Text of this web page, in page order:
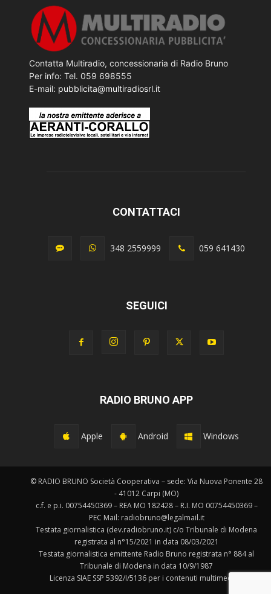
Contatta Multiradio, concessionaria di Radio Bruno
Per info: Tel. 059 698555
E-mail: pubblicita@multiradiosrl.it
CONTATTACI
348 2559999 059 641430
SEGUICI
RADIO BRUNO APP
Apple Android Windows
© RADIO BRUNO Società Cooperativa – sede: Via Nuova Ponente 28
- 41012 Carpi (MO)
c.f. e p.i. 00754450369 – REA MO 182428 – R.I. MO 00754450369 –
PEC Mail: radiobruno@legalmail.it
Testata giornalistica (dev.radiobruno.it) c/o Tribunale di Modena
registrata al n°15/2021 in data 08/03/2021
Testata giornalistica emittente Radio Bruno registrata n° 884 al
Tribunale di Modena in data 10/9/1987
Licenza SIAE SSP 5392/I/5136 per i contenuti multimediali.